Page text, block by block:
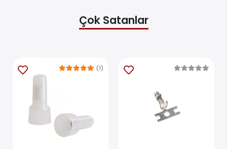
Çok Satanlar
(1)